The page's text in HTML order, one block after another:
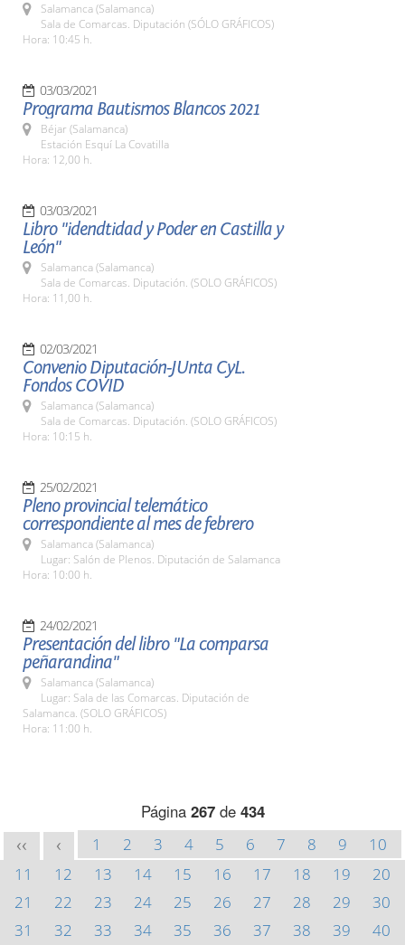
Salamanca (Salamanca)
Sala de Comarcas. Diputación (SÓLO GRÁFICOS)
Hora: 10:45 h.
03/03/2021
Programa Bautismos Blancos 2021
Béjar (Salamanca)
Estación Esquí La Covatilla
Hora: 12,00 h.
03/03/2021
Libro "idendtidad y Poder en Castilla y
León"
Salamanca (Salamanca)
Sala de Comarcas. Diputación. (SOLO GRÁFICOS)
Hora: 11,00 h.
02/03/2021
Convenio Diputación-JUnta CyL.
Fondos COVID
Salamanca (Salamanca)
Sala de Comarcas. Diputación. (SOLO GRÁFICOS)
Hora: 10:15 h.
25/02/2021
Pleno provincial telemático
correspondiente al mes de febrero
Salamanca (Salamanca)
Lugar: Salón de Plenos. Diputación de Salamanca
Hora: 10:00 h.
24/02/2021
Presentación del libro "La comparsa
peñarandina"
Salamanca (Salamanca)
Lugar: Sala de las Comarcas. Diputación de
Salamanca. (SOLO GRÁFICOS)
Hora: 11:00 h.
Página 267de 434
<< < 1 2 3 4 5 6 7 8 9
10
11
12 13 14 15 16 17 18 19
20
21
22 23 24 25 26 27 28 29
30
31
32 33 34 35 36 37 38 39
40